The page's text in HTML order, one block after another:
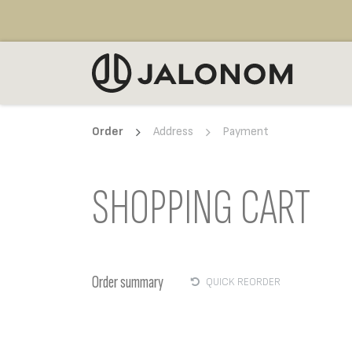
Order Address Payment
SHOPPING CART
Order summary QUICK REORDER